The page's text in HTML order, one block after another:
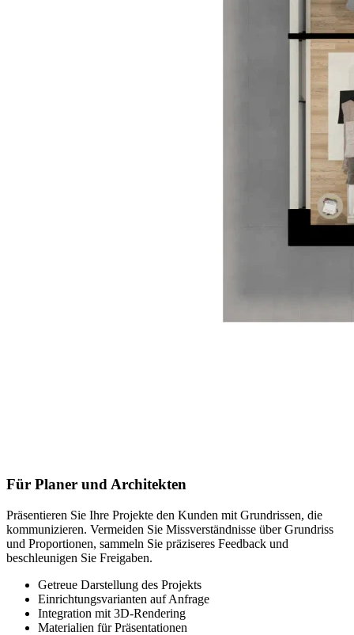
Für Planer und Architekten
Präsentieren Sie Ihre Projekte den Kunden mit Grundrissen, die
kommunizieren. Vermeiden Sie Missverständnisse über Grundriss
und Proportionen, sammeln Sie präziseres Feedback und
beschleunigen Sie Freigaben.
Getreue Darstellung des Projekts
Einrichtungsvarianten auf Anfrage
Integration mit 3D-Rendering
Materialien für Präsentationen